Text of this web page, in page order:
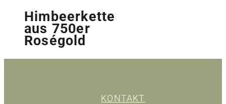
Himbeerkette
aus 750er
Roségold
KONTAKT